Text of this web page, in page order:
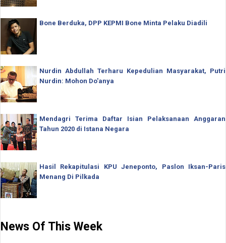
Bone Berduka, DPP KEPMI Bone Minta Pelaku Diadili
Nurdin Abdullah Terharu Kepedulian Masyarakat, Putri
Nurdin: Mohon Do'anya
Mendagri Terima Daftar Isian Pelaksanaan Anggaran
Tahun 2020 di Istana Negara
Hasil Rekapitulasi KPU Jeneponto, Paslon Iksan-Paris
Menang Di Pilkada
News Of This Week